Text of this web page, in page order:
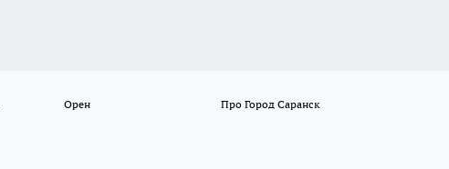
Орен Про Город Саранск